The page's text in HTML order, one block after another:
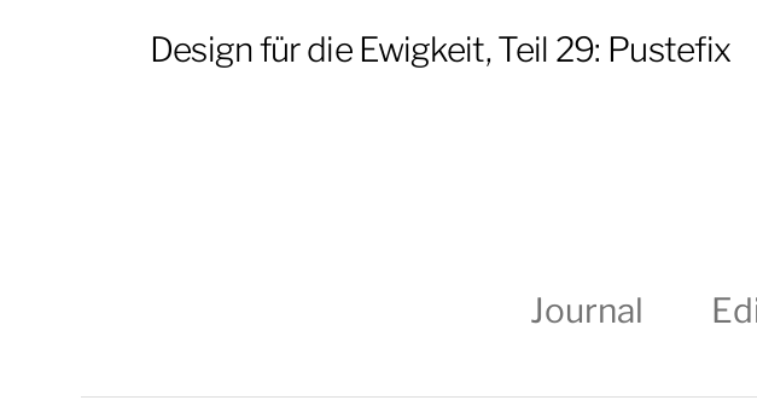
Design für die Ewigkeit, Teil 29: Pustefix
Journal